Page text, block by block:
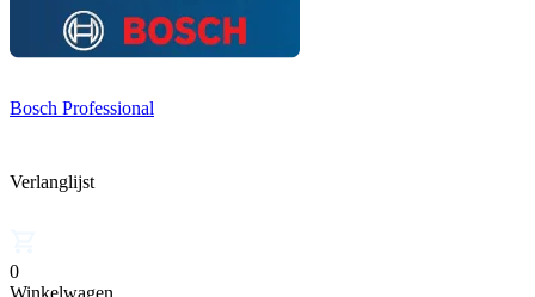
Bosch Professional
Verlanglijst
0
Winkelwagen